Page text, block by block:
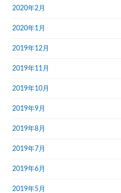
2020年2月
2020年1月
2019年12月
2019年11月
2019年10月
2019年9月
2019年8月
2019年7月
2019年6月
2019年5月